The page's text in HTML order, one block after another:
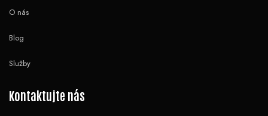
O nás
Blog
Služby
Kontaktujte nás